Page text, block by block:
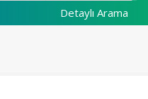
Detaylı Arama